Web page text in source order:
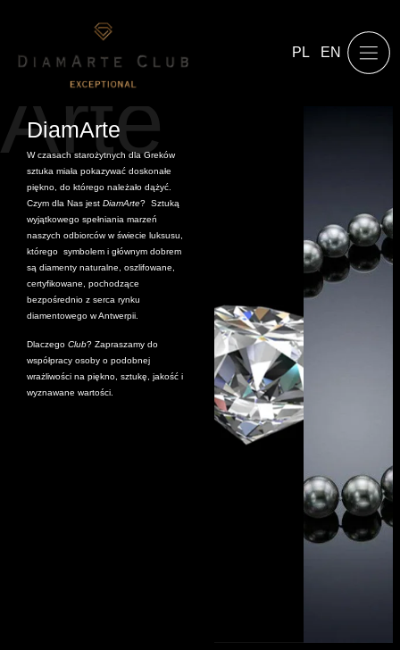
PL EN
DiamArte
W czasach starożytnych dla Greków
sztuka miała pokazywać doskonałe
piękno, do którego należało dążyć.
Czym dla Nas jest DiamArte? Sztuką
wyjątkowego spełniania marzeń
naszych odbiorców w świecie luksusu,
którego symbolem i głównym dobrem
są diamenty naturalne, oszlifowane,
certyfikowane, pochodzące
bezpośrednio z serca rynku
diamentowego w Antwerpii.
Dlaczego Club? Zapraszamy do
współpracy osoby o podobnej
wrażliwości na piękno, sztukę, jakość i
wyznawane wartości.